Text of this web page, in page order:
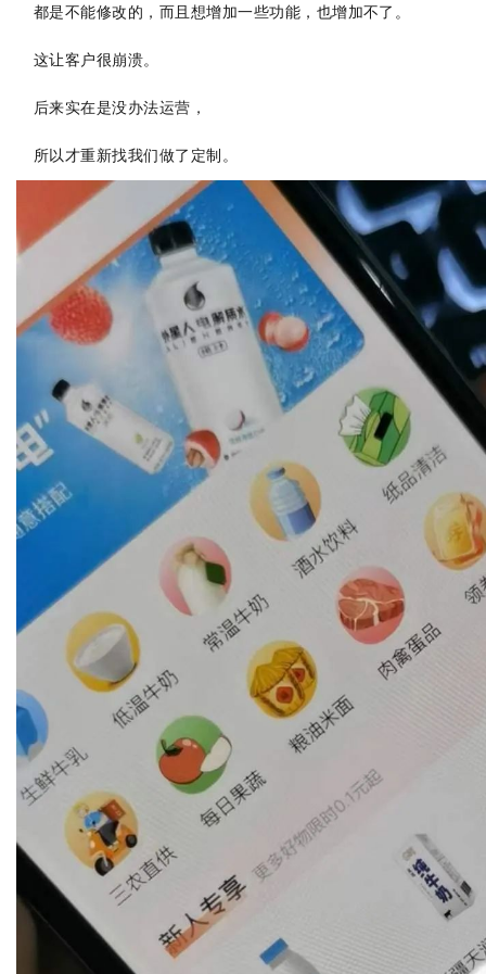
都是不能修改的，而且想增加一些功能，也增加不了。
这让客户很崩溃。
后来实在是没办法运营，
所以才重新找我们做了定制。